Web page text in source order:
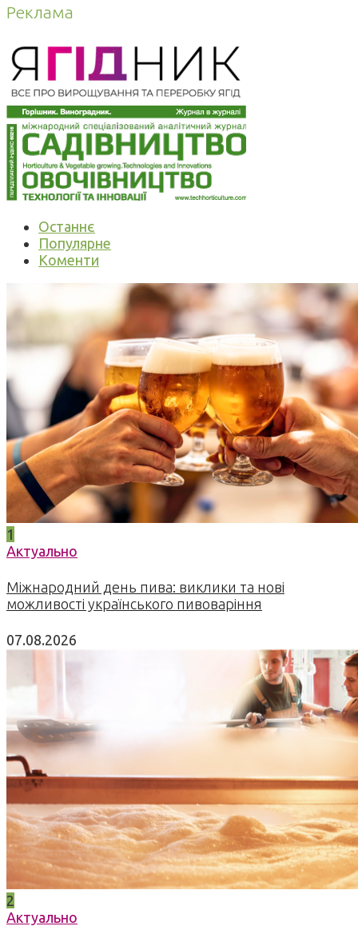
Реклама
Останнє
Популярне
Коменти
1
Актуально
Міжнародний день пива: виклики та нові
можливості українського пивоваріння
07.08.2026
2
Актуально